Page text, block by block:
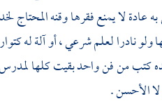
عادة لا يمنع فقرها وقنه
نادرا لعلم شرعي ، أو آلة له
من فن واحد بقيت كلها لمدرس
الأحسن .